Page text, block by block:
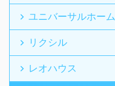
ユニバーサルホーム
リクシル
レオハウス